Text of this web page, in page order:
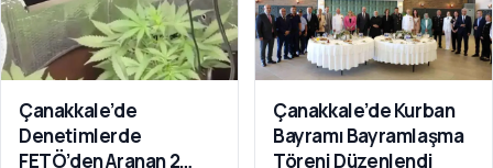
Çanakkale’de
Denetimlerde
FETÖ’den Aranan 2
Çanakkale’de Kurban
Bayramı Bayramlaşma
Töreni Düzenlendi